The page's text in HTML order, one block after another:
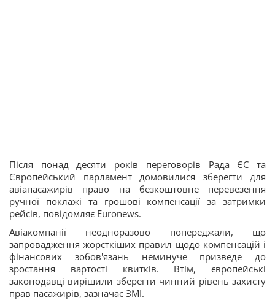
Після понад десяти років переговорів Рада ЄС та
Європейський парламент домовилися зберегти для
авіапасажирів право на безкоштовне перевезення
ручної поклажі та грошові компенсації за затримки
рейсів, повідомляє Euronews.
Авіакомпанії неодноразово попереджали, що
запровадження жорсткіших правил щодо компенсацій і
фінансових зобов'язань неминуче призведе до
зростання вартості квитків. Втім, європейські
законодавці вирішили зберегти чинний рівень захисту
прав пасажирів, зазначає ЗМІ.